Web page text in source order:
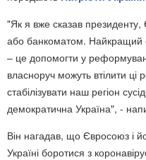
"Як я вже сказав президенту,
або банкоматом. Найкращий
– це допомогти у
власноруч можуть втілити
стабілізувати наш регіон
демократична Україна", -
Він нагадав, що Євросоюз і
Україні боротися з